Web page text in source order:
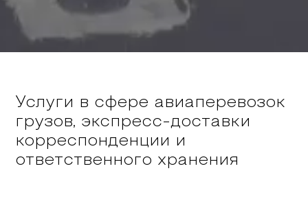
Услуги в сфере авиаперевозок
грузов, экспресс-доставки
корреспонденции и
ответственного хранения